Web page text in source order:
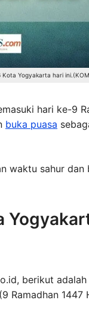
Yogyakarta hari
hari ke-9
buka puasa
waktu sahur dan
berikut
Ramadhan 1447